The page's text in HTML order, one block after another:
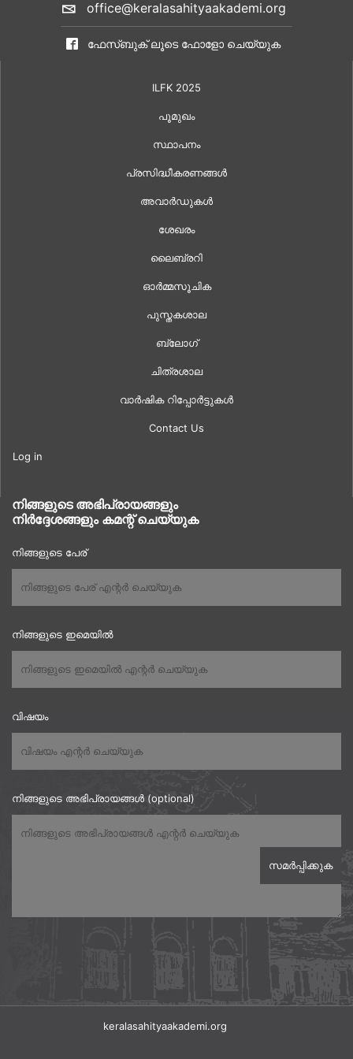
office@keralasahityaakademi.org
ഫേസ്ബുക് ലൂടെ ഫോളോ ചെയ്യുക
ILFK 2025
പൂമുഖം
സ്ഥാപനം
പ്രസിദ്ധീകരണങ്ങൾ
അവാർഡുകൾ
ശേഖരം
ലൈബ്രറി
ഓർമ്മസൂചിക
പുസ്തകശാല
ബ്ലോഗ്
ചിത്രശാല
വാർഷിക റിപ്പോർട്ടുകൾ
Contact Us
Log in
നിങ്ങളുടെ അഭിപ്രായങ്ങളും
നിർദ്ദേശങ്ങളും കമന്റ് ചെയ്യുക
നിങ്ങളുടെ പേര്
നിങ്ങളുടെ ഇമെയിൽ
വിഷയം
നിങ്ങളുടെ അഭിപ്രായങ്ങൾ (optional)
keralasahityaakademi.org